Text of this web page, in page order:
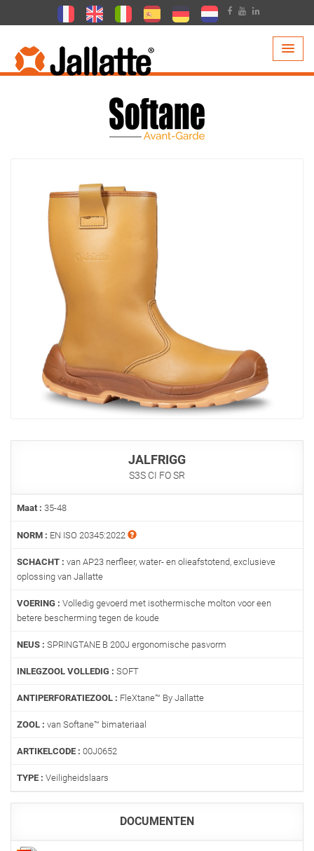
PRODUCTEN >COLLECTIE > SOFTANE AVANT-GARDE
JALFRIGG
S3S CI FO SR
Maat : 35-48
NORM : EN ISO 20345:2022
SCHACHT : van AP23 nerfleer, water- en olieafstotend, exclusieve
oplossing van Jallatte
VOERING : Volledig gevoerd met isothermische molton voor een
betere bescherming tegen de koude
NEUS : SPRINGTANE B 200J ergonomische pasvorm
INLEGZOOL VOLLEDIG : SOFT
ANTIPERFORATIEZOOL : FleXtane™ By Jallatte
ZOOL : van Softane™ bimateriaal
ARTIKELCODE : 00J0652
TYPE : Veiligheidslaars
DOCUMENTEN